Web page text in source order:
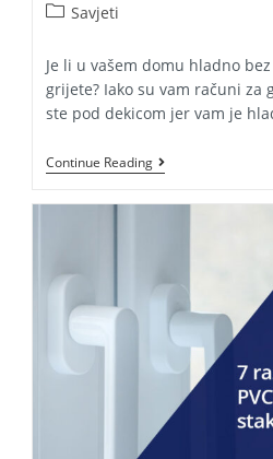
PostSavjeti
Je li u vašem domu hladno
grijete? Iako su vam računi za
ste pod dekicom jer vam je
Continue ReadingKada
Je
Koje
Ne
Smijete
Zanemariti!